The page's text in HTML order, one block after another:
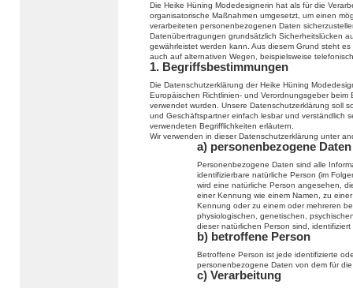
Die Heike Hüning Modedesignerin hat als für die
organisatorische Maßnahmen umgesetzt, um einen
verarbeiteten personenbezogenen Daten
Datenübertragungen grundsätzlich Sicherheitslücken
gewährleistet werden kann. Aus diesem Grund steht
auch auf alternativen Wegen, beispielsweise
1. Begriffsbestimmungen
Die Datenschutzerklärung der Heike Hüning
Europäischen Richtlinien- und Verordnungsgeber
verwendet wurden. Unsere Datenschutzerklärung soll
und Geschäftspartner einfach lesbar und verständlich
verwendeten Begrifflichkeiten erläutern.
Wir verwenden in dieser Datenschutzerklärung unter
a) personenbezogene Daten
Personenbezogene Daten sind alle
identifizierbare natürliche Person (im
wird eine natürliche Person angesehen,
einer Kennung wie einem Namen, zu
Kennung oder zu einem oder mehreren
physiologischen, genetischen,
dieser natürlichen Person sind,
b) betroffene Person
Betroffene Person ist jede identifizierte
personenbezogene Daten von dem für
c) Verarbeitung